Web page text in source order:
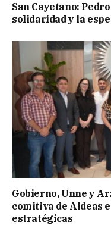
San Cayetano:
solidaridad y la
Gobierno, Unne y
comitiva de Aldeas
estratégicas